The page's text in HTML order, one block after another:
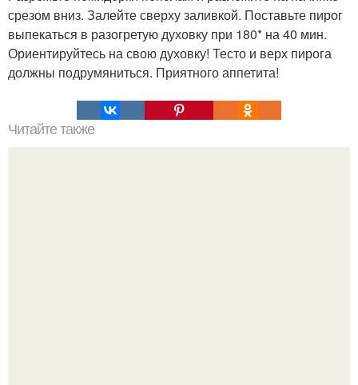
срезом вниз. Залейте сверху заливкой. Поставьте пирог
выпекаться в разогретую духовку при 180* на 40 мин.
Ориентируйтесь на свою духовку! Тесто и верх пирога
должны подрумяниться. Приятного аппетита!
Читайте также